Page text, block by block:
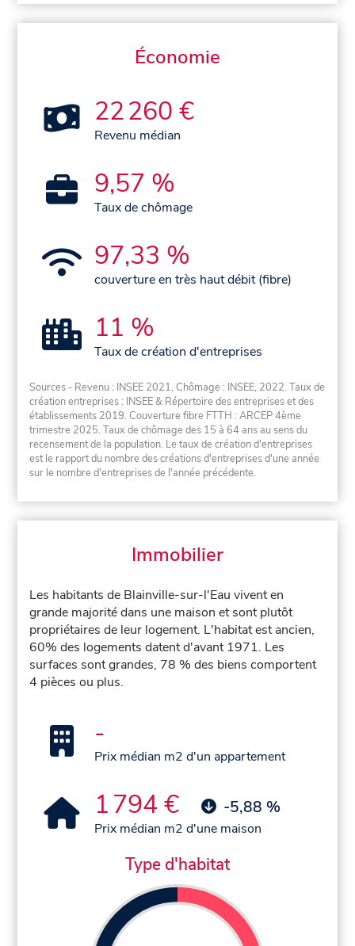
Économie
22 260 €
Revenu médian
9,57 %
Taux de chômage
97,33 %
couverture en très haut débit (fibre)
11 %
Taux de création d'entreprises
Sources - Revenu : INSEE 2021, Chômage : INSEE, 2022. Taux de
création entreprises : INSEE & Répertoire des entreprises et des
établissements 2019. Couverture fibre FTTH : ARCEP 4ème
trimestre 2025. Taux de chômage des 15 à 64 ans au sens du
recensement de la population. Le taux de création d'entreprises
est le rapport du nombre des créations d'entreprises d'une année
sur le nombre d'entreprises de l'année précédente.
Immobilier
Les habitants de Blainville-sur-l'Eau vivent en
grande majorité dans une maison et sont plutôt
propriétaires de leur logement. L'habitat est ancien,
60% des logements datent d'avant 1971. Les
surfaces sont grandes, 78 % des biens comportent
4 pièces ou plus.
-
Prix médian m2 d'un appartement
1 794 € -5,88 %
Prix médian m2 d'une maison
Type d'habitat